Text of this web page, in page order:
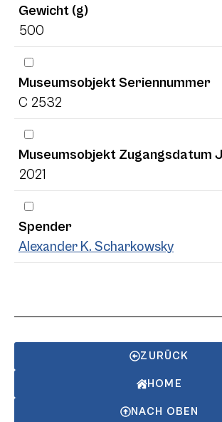
Gewicht (g)
500
Museumsobjekt Seriennummer
C 2532
Museumsobjekt Zugangsdatum
2021
Spender
Alexander K. Scharkowsky
ZURÜCK
HOME
NACH OBEN